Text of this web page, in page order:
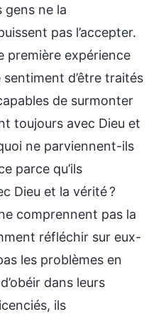
gens ne la
pas l’accepter.
première expérience
d’être traités
de surmonter
toujours avec Dieu et
ne parviennent-ils
parce qu’ils
Dieu et la vérité ?
comprennent pas la
réfléchir sur eux-
les problèmes en
dans leurs
ils